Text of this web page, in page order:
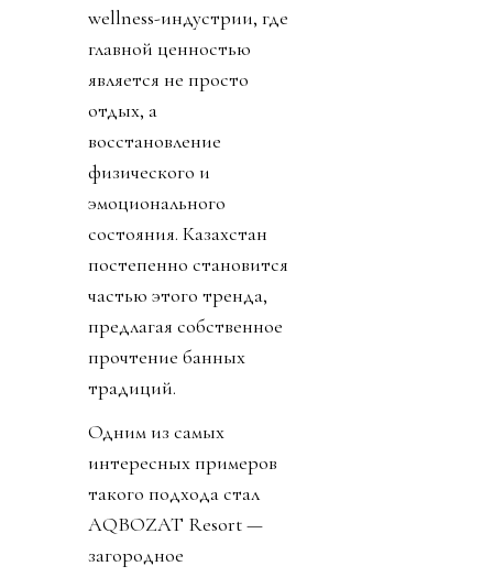
wellness-индустрии, где
главной ценностью
является не просто
отдых, а
восстановление
физического и
эмоционального
состояния. Казахстан
постепенно становится
частью этого тренда,
предлагая собственное
прочтение банных
традиций.
Одним из самых
интересных примеров
такого подхода стал
AQBOZAT Resort —
загородное